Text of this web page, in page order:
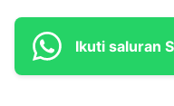
Ikuti saluran